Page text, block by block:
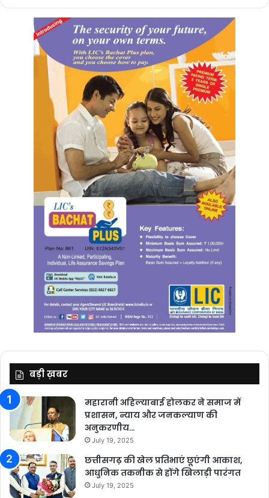
बड़ी ख़बर
महारानी अहिल्याबाई होलकर ने समाज में
प्रशासन, न्याय और जनकल्याण की
अनुकरणीय…
July 19, 2025
छत्तीसगढ़ की खेल प्रतिभाएं छूएंगी आकाश,
आधुनिक तकनीक से होंगे खिलाड़ी पारंगत
July 19, 2025